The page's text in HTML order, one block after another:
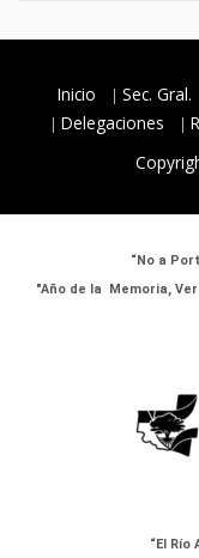
Inicio Sec. Gral.
Delegaciones
“No a
"Año de la Memoria,
“El